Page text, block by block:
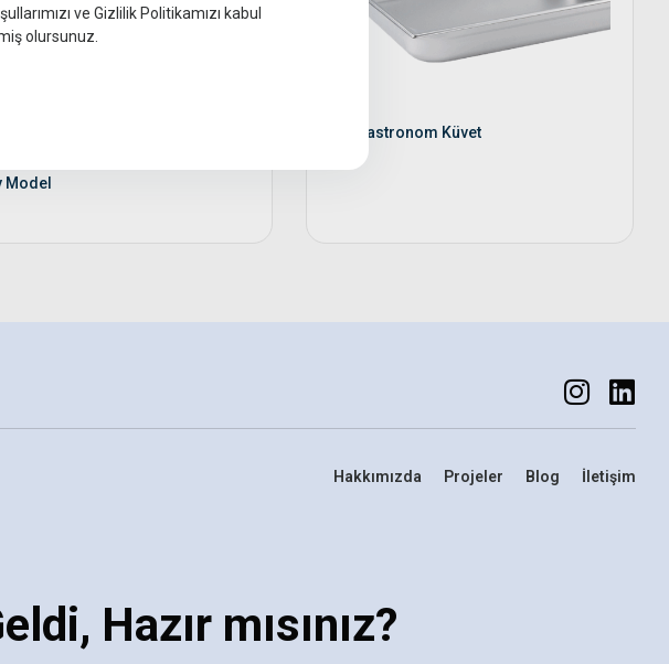
Model
2/1 Gastronom Küvet
Hakkımızda Projeler Blog İletişim
Hazır mısınız?
ve Gizlilik Politikamızı kabul
olursunuz.